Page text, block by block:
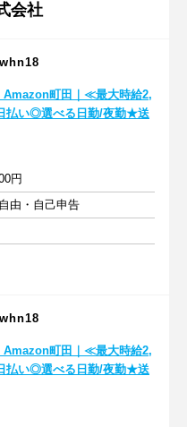
会社
Amazon町田｜≪最大時給2,
払い◎選べる日勤/夜勤★送
円
由・自己申告
Amazon町田｜≪最大時給2,
払い◎選べる日勤/夜勤★送